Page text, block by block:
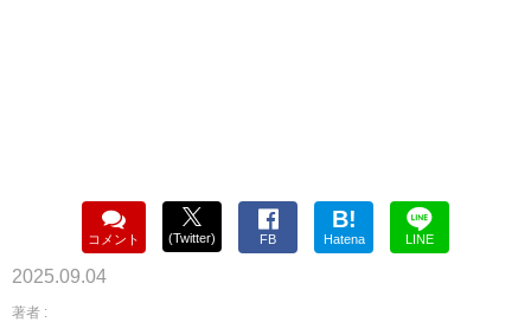
コメント (Twitter) FB
B!
Hatena LINE
2025.09.04
著者 :